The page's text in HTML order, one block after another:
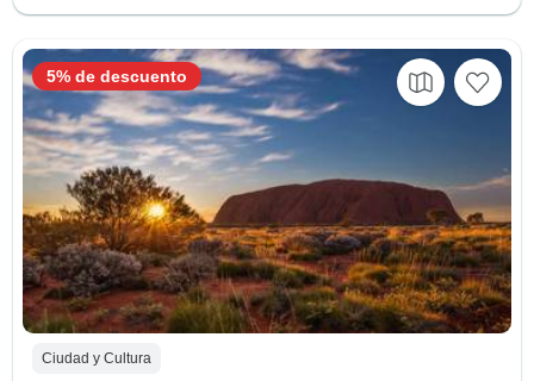
Ciudad y Cultura
5% de descuento